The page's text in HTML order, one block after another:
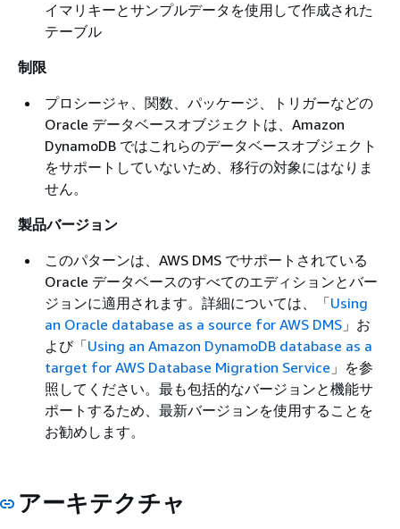
イマリキーとサンプルデータを使用して作成された
テーブル
制限
プロシージャ、関数、パッケージ、トリガーなどの
Oracle データベースオブジェクトは、Amazon
DynamoDB ではこれらのデータベースオブジェクト
をサポートしていないため、移行の対象にはなりま
せん。
製品バージョン
このパターンは、AWS DMS でサポートされている
Oracle データベースのすべてのエディションとバー
ジョンに適用されます。詳細については、「Using
an Oracle database as a source for AWS DMS 」お
よび「Using an Amazon DynamoDB database as a
target for AWS Database Migration Service 」を参
照してください。最も包括的なバージョンと機能サ
ポートするため、最新バージョンを使用することを
お勧めします。
アーキテクチャ